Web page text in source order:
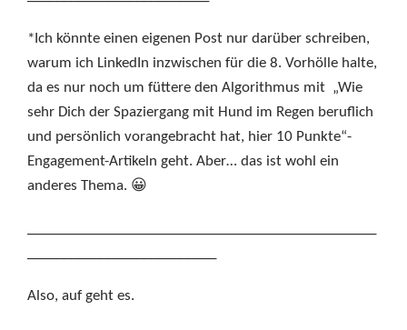
*Ich könnte einen eigenen Post nur darüber schreiben,
warum ich LinkedIn inzwischen für die 8. Vorhölle halte,
da es nur noch um füttere den Algorithmus mit „Wie
sehr Dich der Spaziergang mit Hund im Regen beruflich
und persönlich vorangebracht hat, hier 10 Punkte“-
Engagement-Artikeln geht. Aber… das ist wohl ein
anderes Thema. 😀
Also, auf geht es.